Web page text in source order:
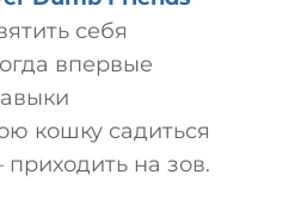
себя
впервые
кошку садиться
на зов.